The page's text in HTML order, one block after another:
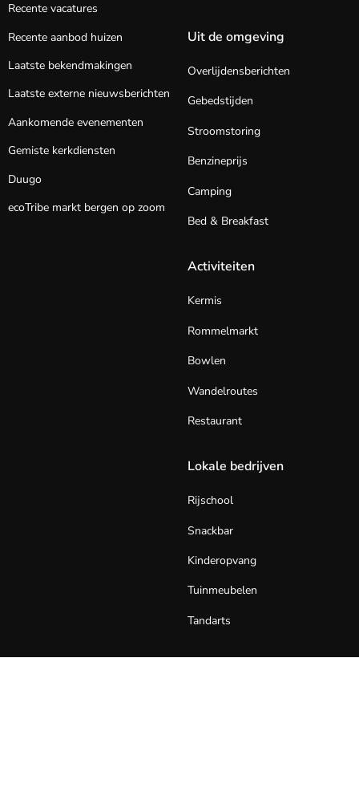
Recente vacatures
Recente aanbod huizen
Laatste bekendmakingen
Laatste externe nieuwsberichten
Aankomende evenementen
Gemiste kerkdiensten
Duugo
ecoTribe markt bergen op zoom
Uit de omgeving
Overlijdensberichten
Gebedstijden
Stroomstoring
Benzineprijs
Camping
Bed & Breakfast
Activiteiten
Kermis
Rommelmarkt
Bowlen
Wandelroutes
Restaurant
Lokale bedrijven
Rijschool
Snackbar
Kinderopvang
Tuinmeubelen
Tandarts